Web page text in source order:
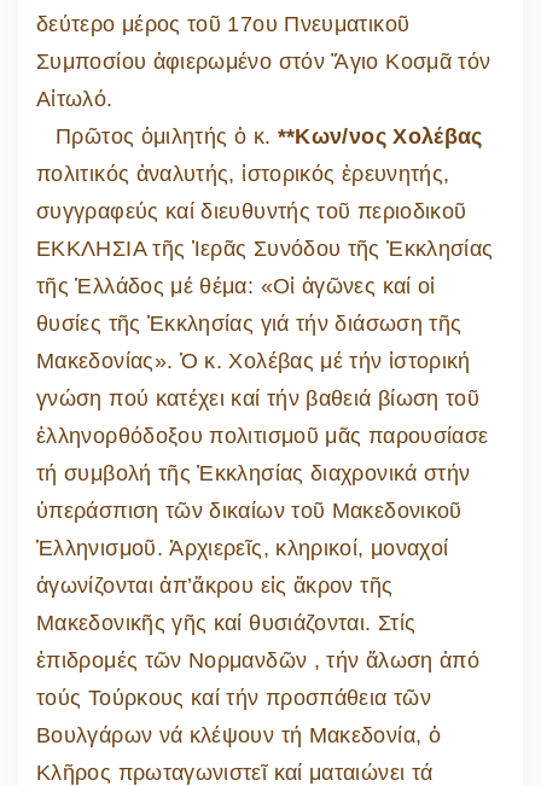
δεύτερο μέρος τοῦ 17ου Πνευματικοῦ
Συμποσίου ἀφιερωμένο στόν Ἅγιο Κοσμᾶ τόν
Αἰτωλό.
Πρῶτος ὁμιλητής ὁ κ. **Κων/νος Χολέβας
πολιτικός ἀναλυτής, ἱστορικός ἐρευνητής,
συγγραφεύς καί διευθυντής τοῦ περιοδικοῦ
ΕΚΚΛΗΣΙΑ τῆς Ἱερᾶς Συνόδου τῆς Ἐκκλησίας
τῆς Ἑλλάδος μέ θέμα: «Οἱ ἀγῶνες καί οἱ
θυσίες τῆς Ἐκκλησίας γιά τήν διάσωση τῆς
Μακεδονίας». Ὁ κ. Χολέβας μέ τήν ἱστορική
γνώση πού κατέχει καί τήν βαθειά βίωση τοῦ
ἑλληνορθόδοξου πολιτισμοῦ μᾶς παρουσίασε
τή συμβολή τῆς Ἐκκλησίας διαχρονικά στήν
ὑπεράσπιση τῶν δικαίων τοῦ Μακεδονικοῦ
Ἑλληνισμοῦ. Ἀρχιερεῖς, κληρικοί, μοναχοί
ἀγωνίζονται ἀπ’ἄκρου εἰς ἄκρον τῆς
Μακεδονικῆς γῆς καί θυσιάζονται. Στίς
ἐπιδρομές τῶν Νορμανδῶν , τήν ἅλωση ἀπό
τούς Τούρκους καί τήν προσπάθεια τῶν
Βουλγάρων νά κλέψουν τή Μακεδονία, ὁ
Κλῆρος πρωταγωνιστεῖ καί ματαιώνει τά